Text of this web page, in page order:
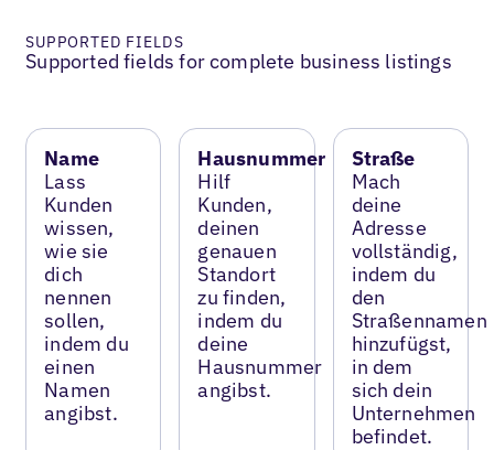
SUPPORTED FIELDS
Supported fields for complete business listings
Name
Lass
Kunden
wissen,
wie sie
dich
nennen
sollen,
indem du
einen
Namen
angibst.
Hausnummer
Hilf
Kunden,
deinen
genauen
Standort
zu finden,
indem du
deine
Hausnummer
angibst.
Straße
Mach
deine
Adresse
vollständig,
indem du
den
Straßennamen
hinzufügst,
in dem
sich dein
Unternehmen
befindet.